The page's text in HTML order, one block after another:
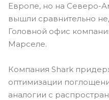
Европе, но на Северо-
вышли сравнительно
Головной офис
Марселе.
Компания Shark
оптимизации
аналогии с